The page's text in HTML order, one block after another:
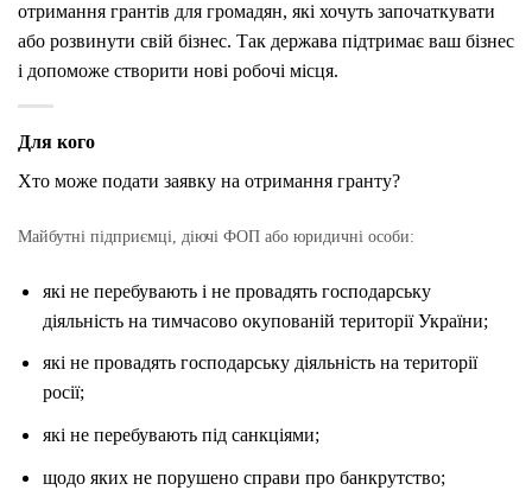
отримання грантів для громадян, які хочуть започаткувати
або розвинути свій бізнес. Так держава підтримає ваш бізнес
і допоможе створити нові робочі місця.
Для кого
Хто може подати заявку на отримання гранту?
Майбутні підприємці, діючі ФОП або юридичні особи:
які не перебувають і не провадять господарську
діяльність на тимчасово окупованій території України;
які не провадять господарську діяльність на території
росії;
які не перебувають під санкціями;
щодо яких не порушено справи про банкрутство;